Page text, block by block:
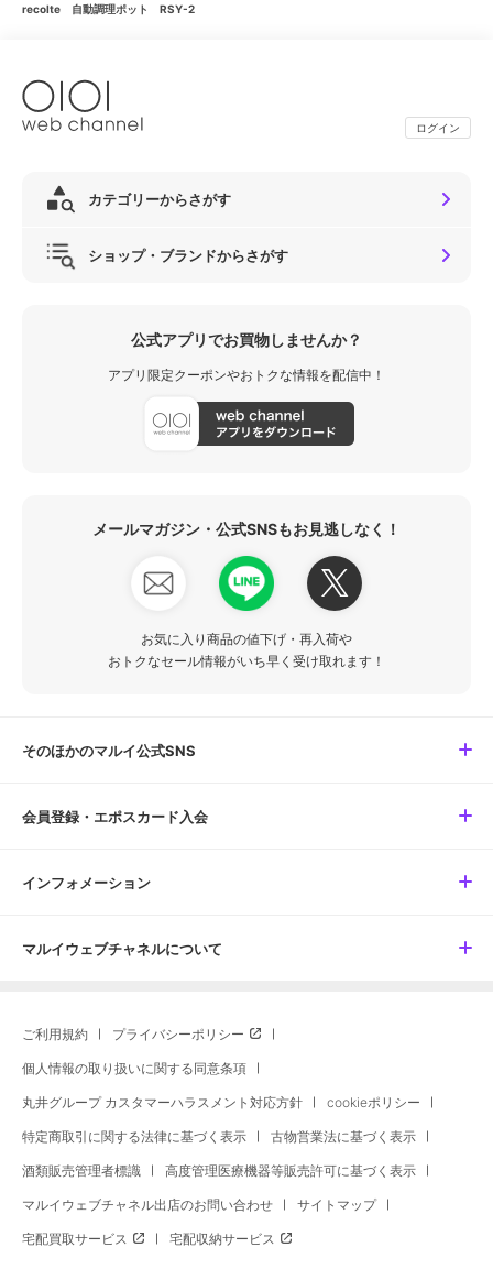
recolte 自動調理ポット RSY-2
ログイン
カテゴリーからさがす
ショップ・ブランドからさがす
公式アプリでお買物しませんか？
アプリ限定クーポンやおトクな情報を配信中！
メールマガジン・公式SNSもお見逃しなく！
お気に入り商品の値下げ・再入荷や
おトクなセール情報がいち早く受け取れます！
そのほかのマルイ公式SNS
会員登録・エポスカード入会
インフォメーション
マルイウェブチャネルについて
ご利用規約 プライバシーポリシー
個人情報の取り扱いに関する同意条項
丸井グループ カスタマーハラスメント対応方針 cookieポリシー
特定商取引に関する法律に基づく表示 古物営業法に基づく表示
酒類販売管理者標識 高度管理医療機器等販売許可に基づく表示
マルイウェブチャネル出店のお問い合わせ サイトマップ
宅配買取サービス 宅配収納サービス